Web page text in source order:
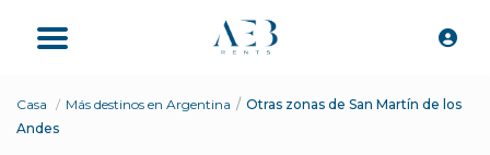
Casa Más destinos en Argentina
Otras zonas de San Martín de los
Andes